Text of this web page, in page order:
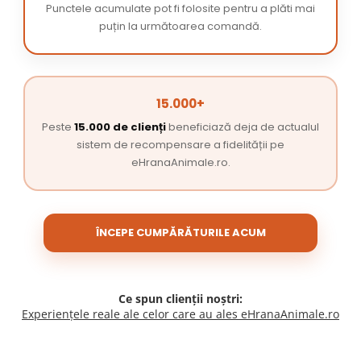
Punctele acumulate pot fi folosite pentru a plăti mai
puțin la următoarea comandă.
15.000+
Peste 15.000 de cliențibeneficiază deja de actualul
sistem de recompensare a fidelității pe
eHranaAnimale.ro.
ÎNCEPE CUMPĂRĂTURILE ACUM
Ce spun clienții noștri:
Experiențele reale ale celor care au ales eHranaAnimale.ro